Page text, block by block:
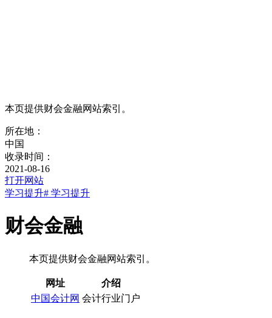
本页提供财会金融网站索引。
所在地：
中国
收录时间：
2021-08-16
打开网站
学习提升# 学习提升
财会金融
本页提供财会金融网站索引。
网址
介绍
中国会计网 会计行业门户